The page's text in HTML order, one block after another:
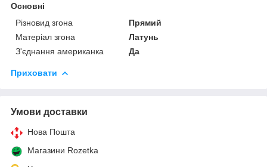
Основні
Різновид згона
Прямий
Матеріал згона
Латунь
З'єднання американка
Да
Приховати
Умови доставки
Нова Пошта
Магазини Rozetka